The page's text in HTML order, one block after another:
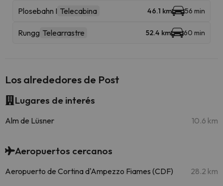
Plosebahn I Telecabina 46.1 km 56 min
Rungg Telearrastre 52.4 km 60 min
Los alrededores de Post
Lugares de interés
Alm de Lüsner 10.6 km
Aeropuertos cercanos
Aeropuerto de Cortina d'Ampezzo Fiames (CDF) 28.2 km